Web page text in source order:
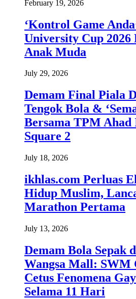
February 19, 2026
‘Kontrol Game
University Cup 2026
Anak Muda
July 29, 2026
Demam Final Piala
Tengok Bola &
Bersama TPM
Square 2
July 18, 2026
ikhlas.com Perluas
Hidup Muslim,
Marathon Pertama
July 13, 2026
Demam Bola Sepak
Wangsa Mall: SWM
Cetus Fenomena
Selama 11 Hari